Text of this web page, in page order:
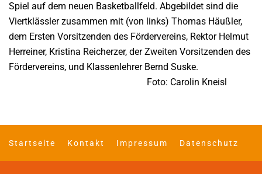
Spiel auf dem neuen Basketballfeld. Abgebildet sind die
Viertklässler zusammen mit (von links) Thomas Häußler,
dem Ersten Vorsitzenden des Fördervereins, Rektor Helmut
Herreiner, Kristina Reicherzer, der Zweiten Vorsitzenden des
Fördervereins, und Klassenlehrer Bernd Suske.
Foto: Carolin Kneisl
Startseite Kontakt Impressum Datenschutz